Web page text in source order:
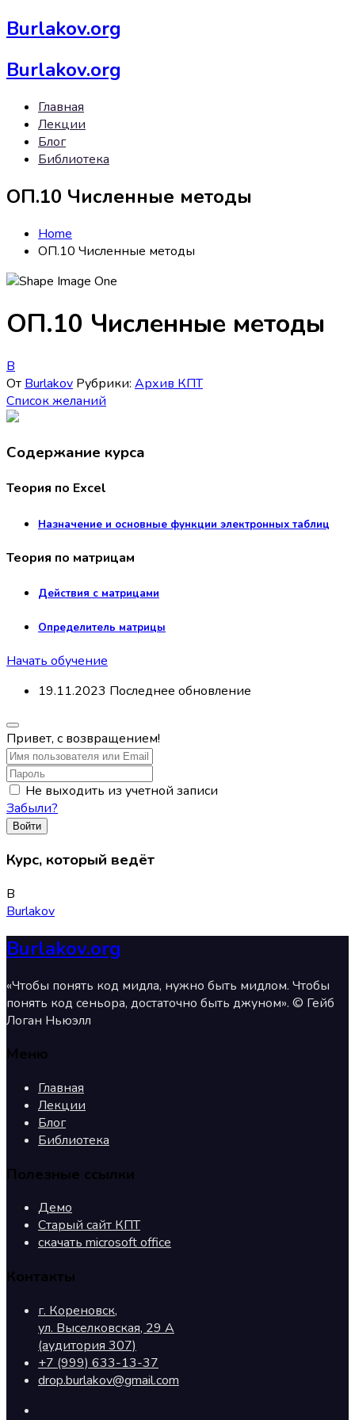
Burlakov.org
Burlakov.org
Главная
Лекции
Блог
Библиотека
ОП.10 Численные методы
Home
ОП.10 Численные методы
ОП.10 Численные методы
B
ОтBurlakov Рубрики: Архив КПТ
Список желаний
Содержание курса
Теория по Excel
Назначение и основные функции электронных таблиц
Теория по матрицам
Действия с матрицами
Определитель матрицы
Начать обучение
19.11.2023 Последнее обновление
Привет, с возвращением!
Не выходить из учетной записи
Забыли?
Войти
Курс, который ведёт
B
Burlakov
Burlakov.org
«Чтобы понять код мидла, нужно быть мидлом. Чтобы
понять код сеньора, достаточно быть джуном». © Гейб
Логан Ньюэлл
Меню
Главная
Лекции
Блог
Библиотека
Полезные ссылки
Демо
Старый сайт КПТ
скачать microsoft office
Контакты
г. Кореновск,
ул. Выселковская, 29 А
(аудитория 307)
+7 (999) 633-13-37
drop.burlakov@gmail.com